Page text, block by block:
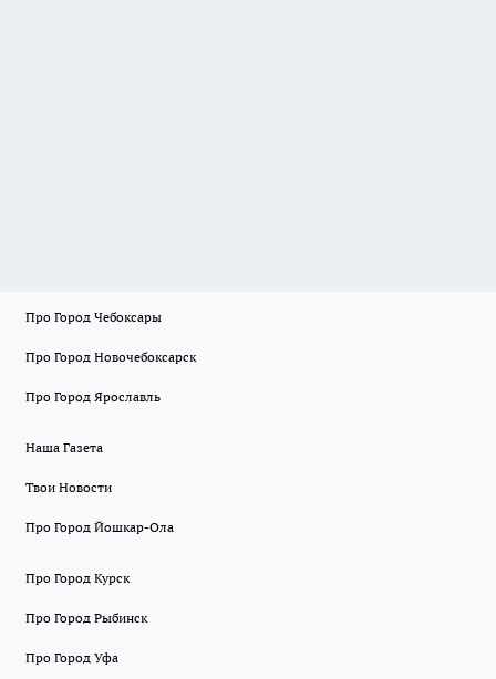
Про Город Чебоксары
Про Город Новочебоксарск
Про Город Ярославль
Наша Газета
Твои Новости
Про Город Йошкар-Ола
Про Город Курск
Про Город Рыбинск
Про Город Уфа